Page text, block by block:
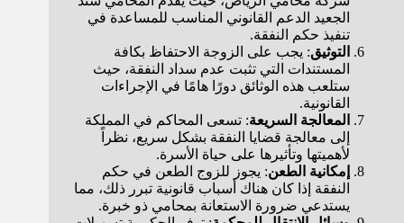
الجعيد الدعم القانوني المناسب للمساعدة في
تنفيذ حكم النفقة.
التوثيق: يجب على الزوجة الاحتفاظ بكافة
المستندات التي تثبت عدم سداد النفقة، حيث
ستلعب هذه الوثائق دورًا هامًا في الإجراءات
القانونية.
المعالجة السريعة: تسعى المحاكم في المملكة
إلى معالجة قضايا النفقة بشكل سريع، نظراً
لأهميتها وتأثيرها على حياة الأسرة.
إمكانية الطعن: يجوز للزوج الطعن في حكم
النفقة إذا كان هناك أسباب قانونية تبرر ذلك، مما
يستدعي ضرورة الاستعانة بمحامي ذو خبرة.